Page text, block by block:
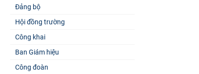
Đảng bộ
Hội đồng trường
Công khai
Ban Giám hiệu
Công đoàn